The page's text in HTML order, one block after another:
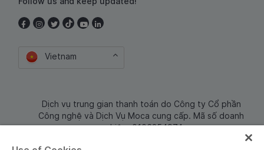
Vietnam
Dịch vụ trung gian thanh toán do Công ty Cổ phần
Công nghệ và Dịch Vụ Moca cung cấp. Mã số doanh
nghiệp: 0106254974